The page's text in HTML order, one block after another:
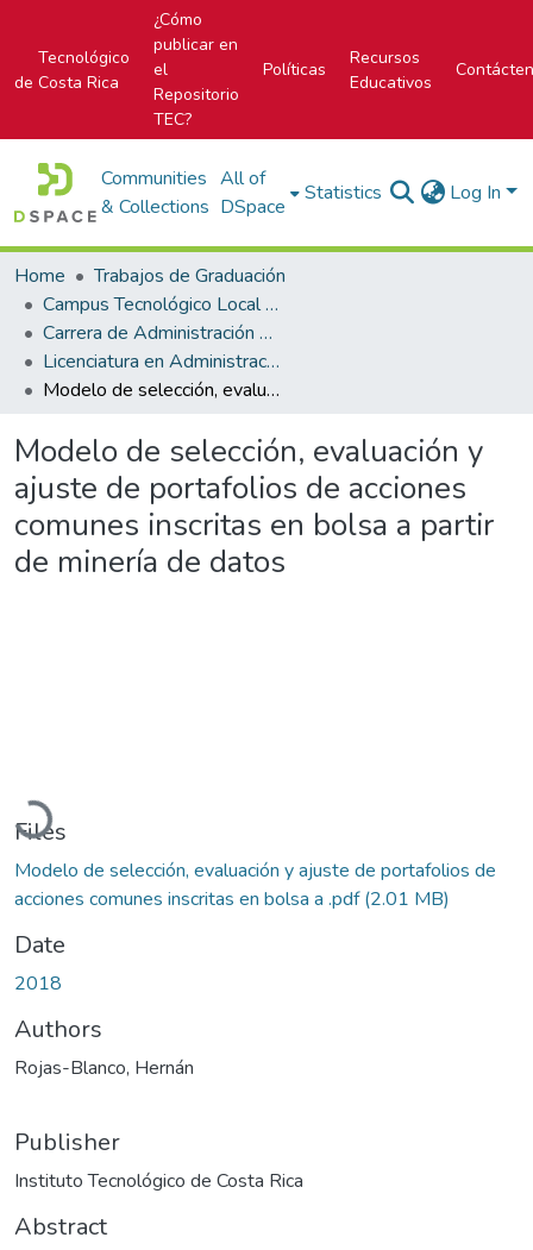
Tecnológico
de Costa Rica
¿Cómo
publicar en
el
Repositorio
TEC?
Políticas
Recursos
Educativos
Communities
& Collections
All of
DSpace
Statistics Log In
Home
Trabajos de Graduación
Campus Tecnológico Local San José
Carrera de Administración de Empresa
Licenciatura en Administración de Empresas
Modelo de selección, evaluación y ajuste de portafolios de acciones comunes inscritas en bolsa a partir de minería de datos
Modelo de selección, evaluación y
ajuste de portafolios de acciones
comunes inscritas en bolsa a partir
de minería de datos
Loading...
Files
Modelo de selección, evaluación y ajuste de portafolios de
acciones comunes inscritas en bolsa a .pdf(2.01 MB)
Date
2018
Authors
Rojas-Blanco, Hernán
Publisher
Instituto Tecnológico de Costa Rica
Abstract